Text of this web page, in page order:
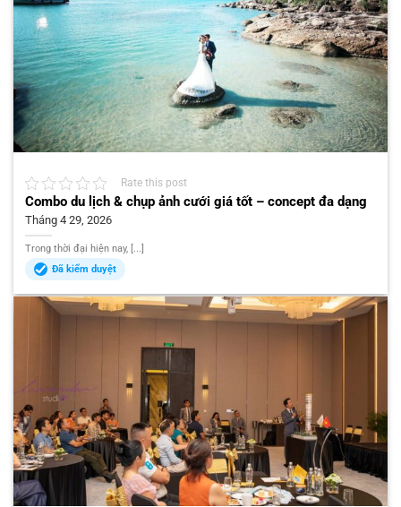
Rate this post
Combo du lịch & chụp ảnh cưới giá tốt – concept đa dạng
Tháng 4 29, 2026
Trong thời đại hiện nay, [...]
Đã kiểm duyệt